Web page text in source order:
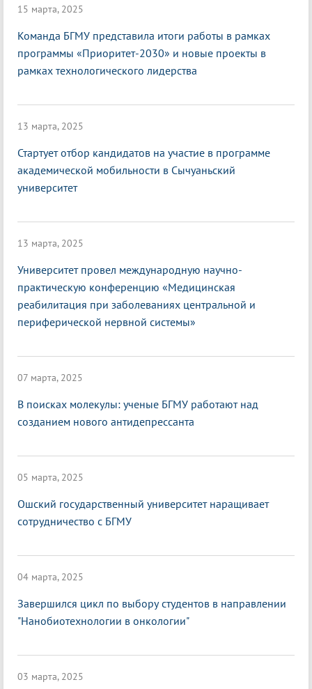
15 марта, 2025
Команда БГМУ представила итоги работы в рамках
программы «Приоритет-2030» и новые проекты в
рамках технологического лидерства
13 марта, 2025
Стартует отбор кандидатов на участие в программе
академической мобильности в Сычуаньский
университет
13 марта, 2025
Университет провел международную научно-
практическую конференцию «Медицинская
реабилитация при заболеваниях центральной и
периферической нервной системы»
07 марта, 2025
В поисках молекулы: ученые БГМУ работают над
созданием нового антидепрессанта
05 марта, 2025
Ошский государственный университет наращивает
сотрудничество с БГМУ
04 марта, 2025
Завершился цикл по выбору студентов в направлении
"Нанобиотехнологии в онкологии"
03 марта, 2025